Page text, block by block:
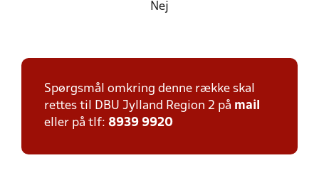
Nej
Spørgsmål omkring denne række skal
rettes til DBU Jylland Region 2 på mail
eller på tlf: 8939 9920